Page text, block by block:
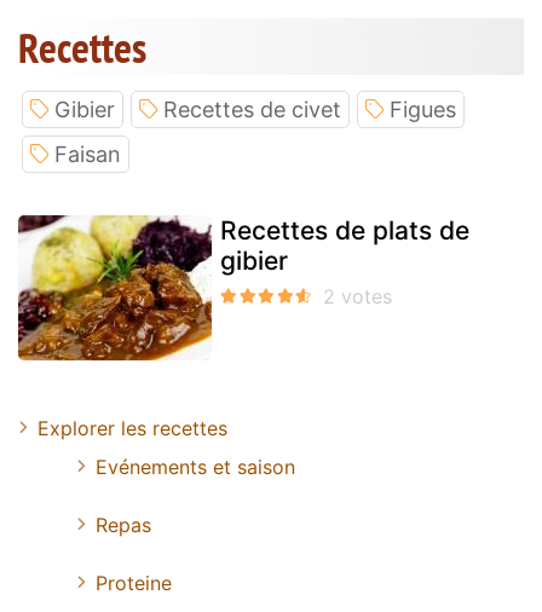
Recettes
Gibier Recettes de civet
Figues
Faisan
Recettes de plats de
gibier
Explorer les recettes
Evénements et saison
Repas
Proteine